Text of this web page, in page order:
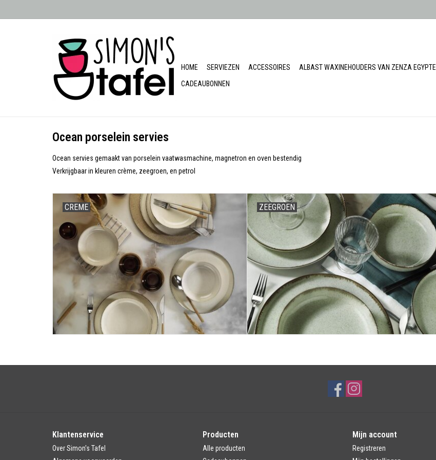
HOME SERVIEZEN ACCESSOIRES ALBAST WAXINEHOUDERS VAN ZENZA EGYPTE
CADEAUBONNEN
Ocean porselein servies
Ocean servies gemaakt van porselein vaatwasmachine, magnetron en oven bestendig
Verkrijgbaar in kleuren crème, zeegroen, en petrol
CREME ZEEGROEN
Klantenservice
Over Simon's Tafel
Producten
Alle producten
Mijn account
Registreren